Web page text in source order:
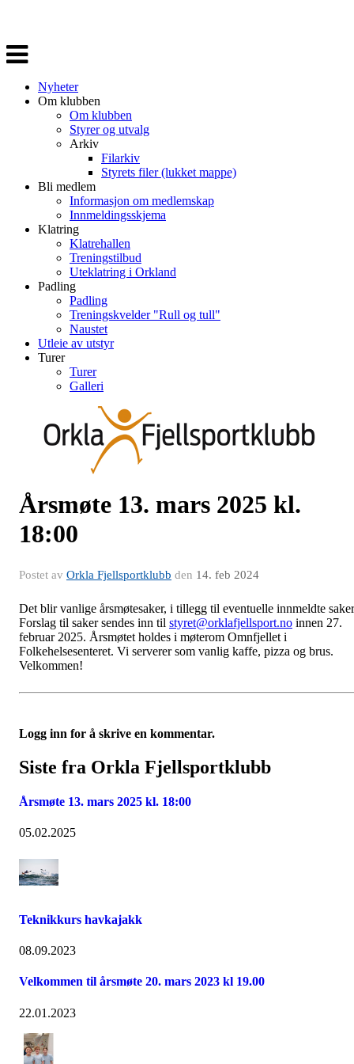
Veksle
navigasjon
Nyheter
Om klubben
Om klubben
Styrer og utvalg
Arkiv
Filarkiv
Styrets filer (lukket mappe)
Bli medlem
Informasjon om medlemskap
Innmeldingsskjema
Klatring
Klatrehallen
Treningstilbud
Uteklatring i Orkland
Padling
Padling
Treningskvelder "Rull og tull"
Naustet
Utleie av utstyr
Turer
Turer
Galleri
Årsmøte 13. mars 2025 kl.
18:00
Postet av Orkla Fjellsportklubb den 14. feb 2024
Det blir vanlige årsmøtesaker, i tillegg til eventuelle innmeldte
Forslag til saker sendes inn til styret@orklafjellsport.no innen 27.
februar 2025. Årsmøtet holdes i møterom Omnfjellet i
Folkehelsesenteret. Vi serverer som vanlig kaffe, pizza og brus.
Velkommen!
Logg inn for å skrive en kommentar.
Siste fra Orkla Fjellsportklubb
Årsmøte 13. mars 2025 kl. 18:00
05.02.2025
Teknikkurs havkajakk
08.09.2023
Velkommen til årsmøte 20. mars 2023 kl 19.00
22.01.2023